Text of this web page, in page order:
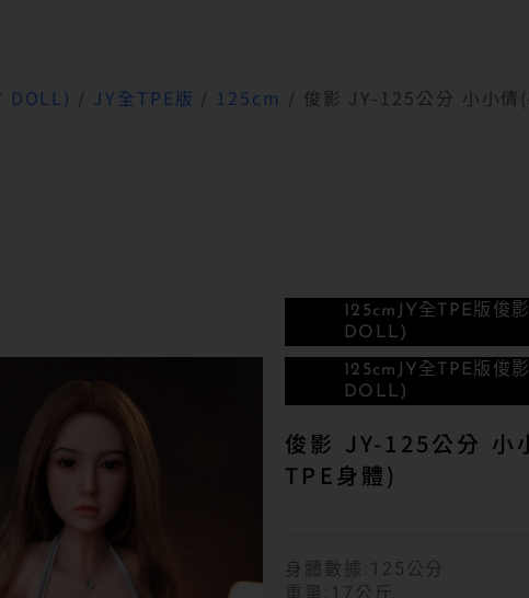
DOLL) / JY全TPE版 / 125cm / 俊影 JY-125公分 小小倩
125cm JY全TPE版 俊
DOLL)
125cm JY全TPE版 俊
DOLL)
俊影 JY-125公分 小
TPE身體)
身體數據:125公分
重量:17公斤